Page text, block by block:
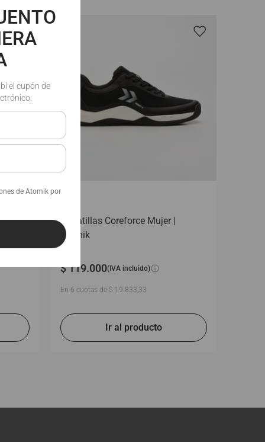
el cupón de
de Atomik por
|
Zapatillas Coreforce Mujer |
Atomik
$119.000(IVA incluido)
En 6 cuotas de $ 19.833,33